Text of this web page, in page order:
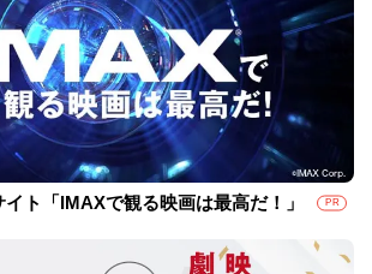
ト「IMAXで観る映画は最高だ！」 PR